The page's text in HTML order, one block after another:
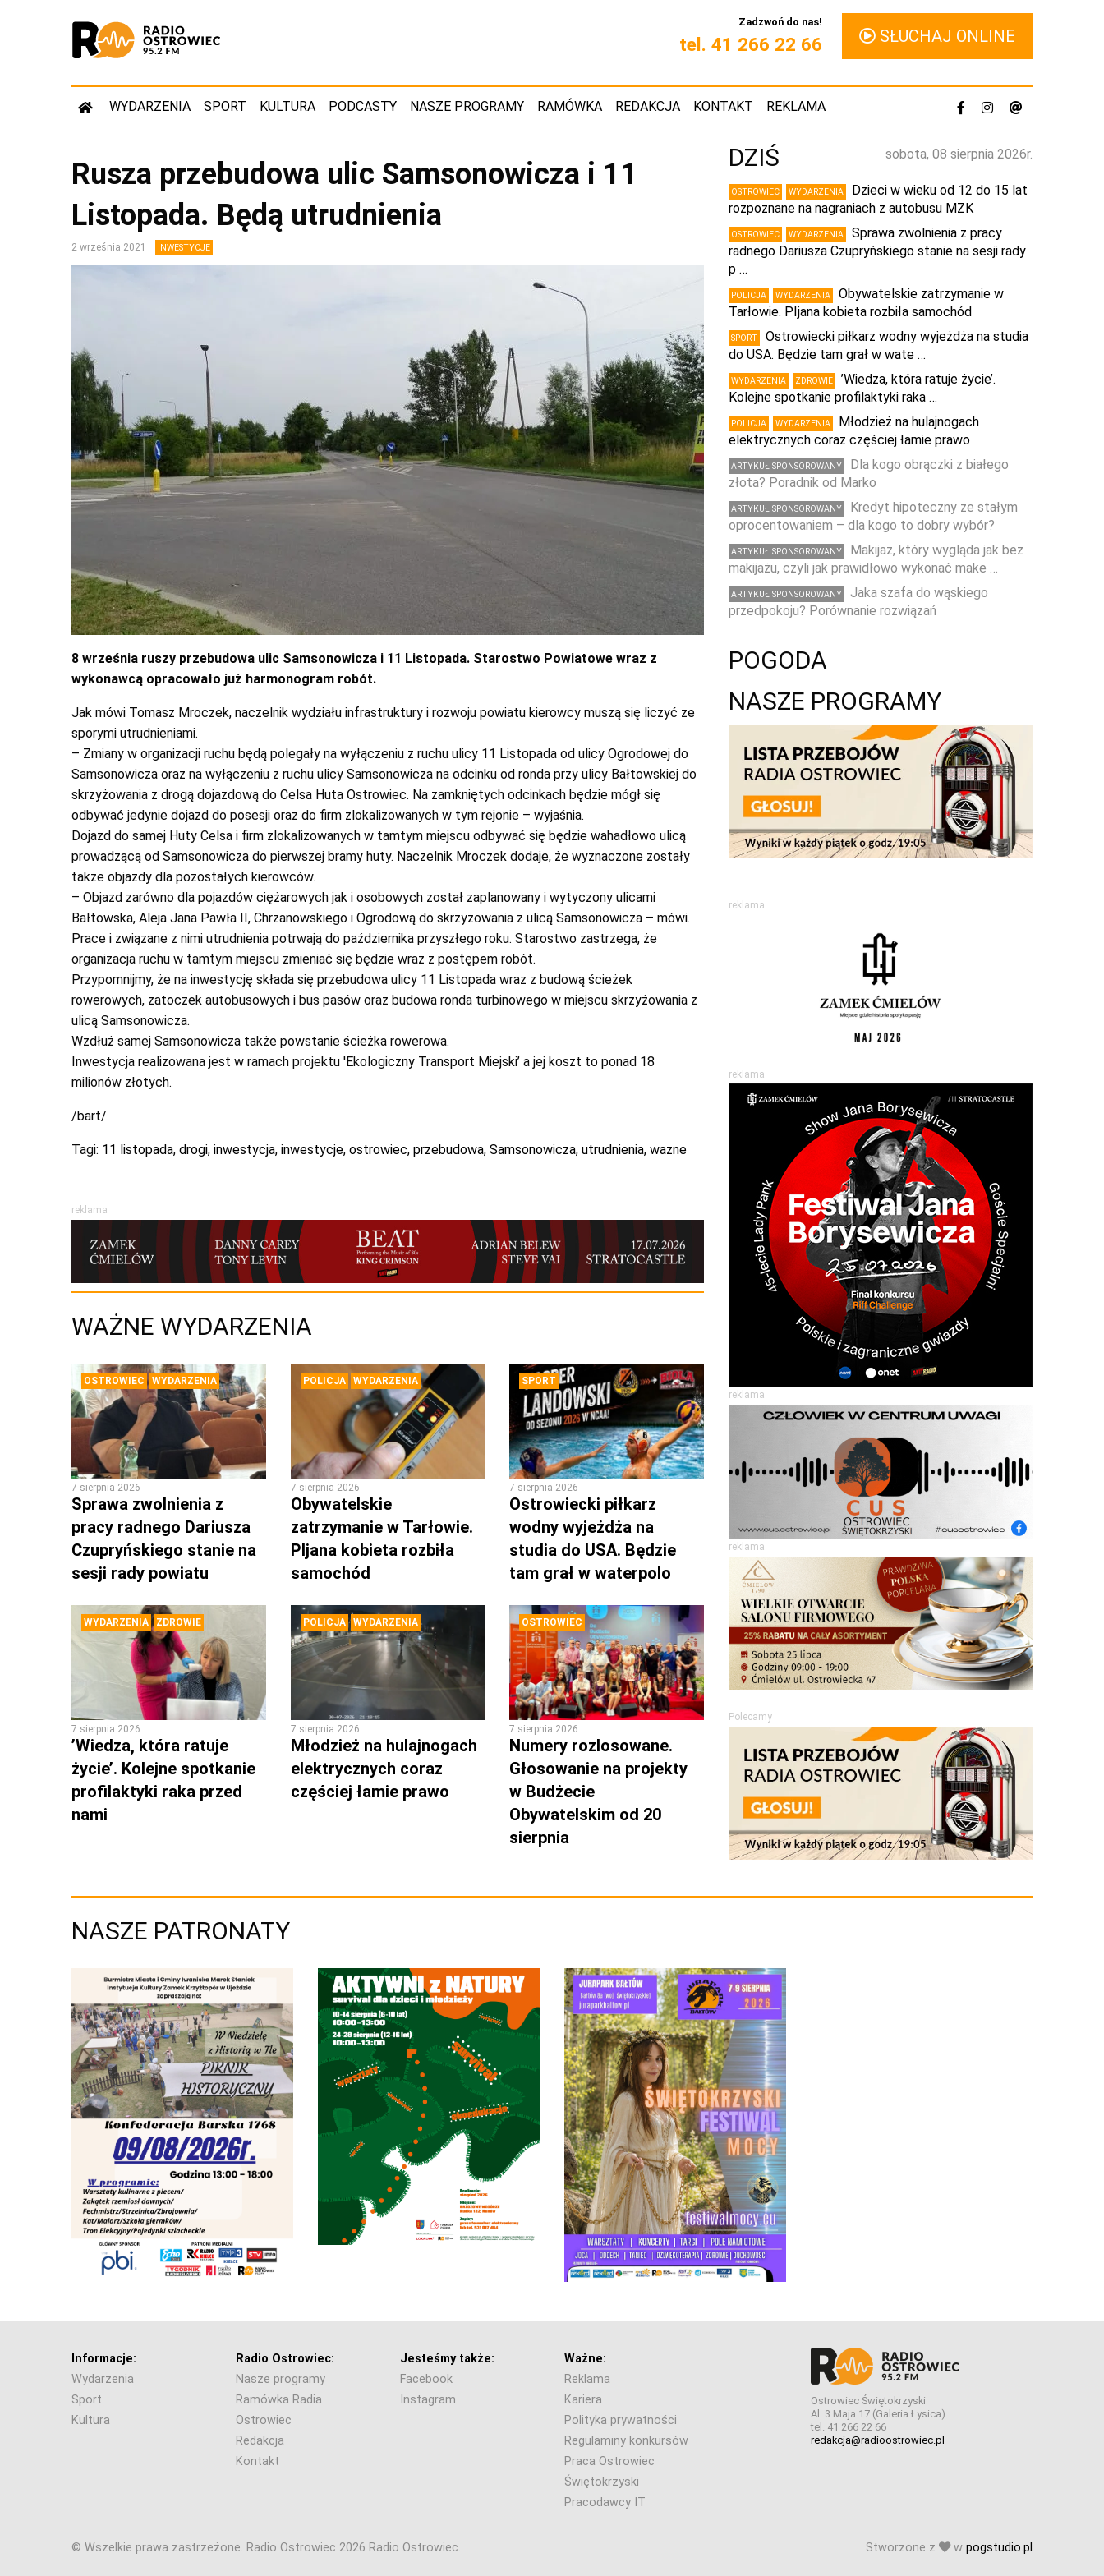
Zadzwoń do nas!
tel. 41 266 22 66 SŁUCHAJ ONLINE
WYDARZENIA SPORT KULTURA PODCASTY NASZE PROGRAMY RAMÓWKA REDAKCJA KONTAKT REKLAMA
Rusza przebudowa ulic Samsonowicza i 11
Listopada. Będą utrudnienia
2 września 2021 INWESTYCJE
8 września ruszy przebudowa ulic Samsonowicza i 11 Listopada. Starostwo Powiatowe wraz z
wykonawcą opracowało już harmonogram robót.
Jak mówi Tomasz Mroczek, naczelnik wydziału infrastruktury i rozwoju powiatu kierowcy muszą się liczyć ze
sporymi utrudnieniami.
– Zmiany w organizacji ruchu będą polegały na wyłączeniu z ruchu ulicy 11 Listopada od ulicy Ogrodowej do
Samsonowicza oraz na wyłączeniu z ruchu ulicy Samsonowicza na odcinku od ronda przy ulicy Bałtowskiej do
skrzyżowania z drogą dojazdową do Celsa Huta Ostrowiec. Na zamkniętych odcinkach będzie mógł się
odbywać jedynie dojazd do posesji oraz do firm zlokalizowanych w tym rejonie – wyjaśnia.
Dojazd do samej Huty Celsa i firm zlokalizowanych w tamtym miejscu odbywać się będzie wahadłowo ulicą
prowadzącą od Samsonowicza do pierwszej bramy huty. Naczelnik Mroczek dodaje, że wyznaczone zostały
także objazdy dla pozostałych kierowców.
– Objazd zarówno dla pojazdów ciężarowych jak i osobowych został zaplanowany i wytyczony ulicami
Bałtowska, Aleja Jana Pawła II, Chrzanowskiego i Ogrodową do skrzyżowania z ulicą Samsonowicza – mówi.
Prace i związane z nimi utrudnienia potrwają do października przyszłego roku. Starostwo zastrzega, że
organizacja ruchu w tamtym miejscu zmieniać się będzie wraz z postępem robót.
Przypomnijmy, że na inwestycję składa się przebudowa ulicy 11 Listopada wraz z budową ścieżek
rowerowych, zatoczek autobusowych i bus pasów oraz budowa ronda turbinowego w miejscu skrzyżowania z
ulicą Samsonowicza.
Wzdłuż samej Samsonowicza także powstanie ścieżka rowerowa.
Inwestycja realizowana jest w ramach projektu 'Ekologiczny Transport Miejski’ a jej koszt to ponad 18
milionów złotych.
/bart/
Tagi: 11 listopada, drogi, inwestycja, inwestycje, ostrowiec, przebudowa, Samsonowicza, utrudnienia, wazne
reklama
WAŻNE WYDARZENIA
OSTROWIEC WYDARZENIA
7 sierpnia 2026
Sprawa zwolnienia z
pracy radnego Dariusza
Czupryńskiego stanie na
sesji rady powiatu
POLICJA WYDARZENIA
7 sierpnia 2026
Obywatelskie
zatrzymanie w Tarłowie.
PIjana kobieta rozbiła
samochód
SPORT
7 sierpnia 2026
Ostrowiecki piłkarz
wodny wyjeżdża na
studia do USA. Będzie
tam grał w waterpolo
WYDARZENIA ZDROWIE
7 sierpnia 2026
’Wiedza, która ratuje
życie’. Kolejne spotkanie
profilaktyki raka przed
nami
POLICJA WYDARZENIA
7 sierpnia 2026
Młodzież na hulajnogach
elektrycznych coraz
częściej łamie prawo
OSTROWIEC
7 sierpnia 2026
Numery rozlosowane.
Głosowanie na projekty
w Budżecie
Obywatelskim od 20
sierpnia
sobota, 08 sierpnia 2026r.
DZIŚ
OSTROWIEC WYDARZENIA
Dzieci w wieku od 12 do 15 lat
rozpoznane na nagraniach z autobusu MZK
OSTROWIEC WYDARZENIA
Sprawa zwolnienia z pracy
radnego Dariusza Czupryńskiego stanie na sesji rady
p …
POLICJA WYDARZENIA
Obywatelskie zatrzymanie w
Tarłowie. PIjana kobieta rozbiła samochód
SPORT
Ostrowiecki piłkarz wodny wyjeżdża na studia
do USA. Będzie tam grał w wate …
WYDARZENIA ZDROWIE
’Wiedza, która ratuje życie’.
Kolejne spotkanie profilaktyki raka …
POLICJA WYDARZENIA
Młodzież na hulajnogach
elektrycznych coraz częściej łamie prawo
ARTYKUŁ SPONSOROWANY
Dla kogo obrączki z białego
złota? Poradnik od Marko
ARTYKUŁ SPONSOROWANY
Kredyt hipoteczny ze stałym
oprocentowaniem – dla kogo to dobry wybór?
ARTYKUŁ SPONSOROWANY
Makijaż, który wygląda jak bez
makijażu, czyli jak prawidłowo wykonać make …
ARTYKUŁ SPONSOROWANY
Jaka szafa do wąskiego
przedpokoju? Porównanie rozwiązań
POGODA
NASZE PROGRAMY
reklama
reklama
reklama
reklama
Polecamy
NASZE PATRONATY
Informacje:
Wydarzenia
Sport
Kultura
Radio Ostrowiec:
Nasze programy
Ramówka Radia
Ostrowiec
Redakcja
Kontakt
Jesteśmy także:
Facebook
Instagram
Ważne:
Reklama
Kariera
Polityka prywatności
Regulaminy konkursów
Praca Ostrowiec
Świętokrzyski
Pracodawcy IT
Ostrowiec Świętokrzyski
Al. 3 Maja 17 (Galeria Łysica)
tel. 41 266 22 66
redakcja@radioostrowiec.pl
© Wszelkie prawa zastrzeżone. Radio Ostrowiec 2026 Radio Ostrowiec. Stworzone z w pogstudio.pl